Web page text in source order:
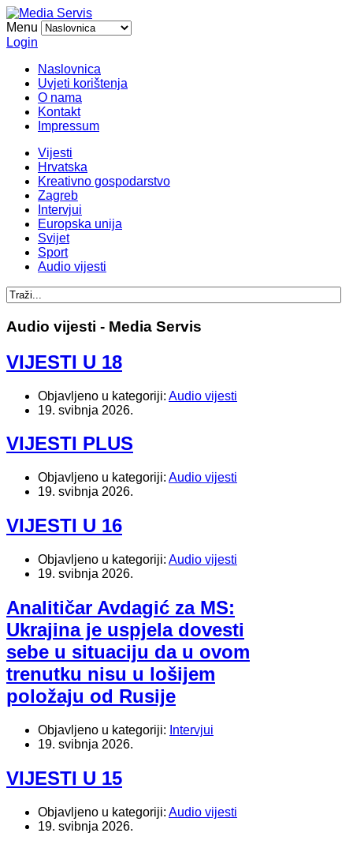
Menu
Login
Naslovnica
Uvjeti korištenja
O nama
Kontakt
Impressum
Vijesti
Hrvatska
Kreativno gospodarstvo
Zagreb
Intervjui
Europska unija
Svijet
Sport
Audio vijesti
Audio vijesti - Media Servis
VIJESTI U 18
Objavljeno u kategoriji: Audio vijesti
19. svibnja 2026.
VIJESTI PLUS
Objavljeno u kategoriji: Audio vijesti
19. svibnja 2026.
VIJESTI U 16
Objavljeno u kategoriji: Audio vijesti
19. svibnja 2026.
Analitičar Avdagić za MS:
Ukrajina je uspjela dovesti
sebe u situaciju da u ovom
trenutku nisu u lošijem
položaju od Rusije
Objavljeno u kategoriji: Intervjui
19. svibnja 2026.
VIJESTI U 15
Objavljeno u kategoriji: Audio vijesti
19. svibnja 2026.